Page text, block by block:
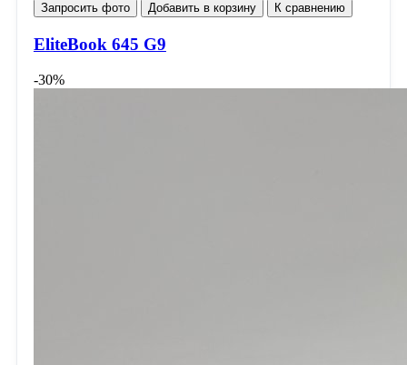
Запросить фото Добавить в корзину К сравнению
EliteBook 645 G9
-30%